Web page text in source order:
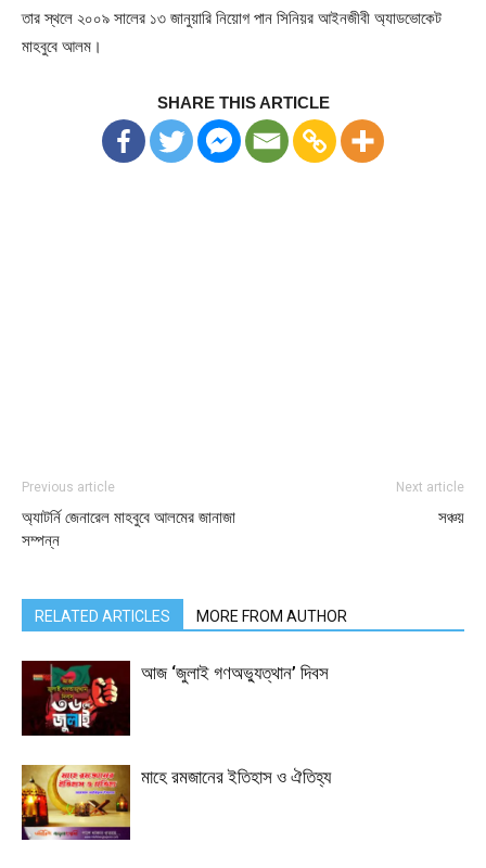
তার স্থলে ২০০৯ সালের ১৩ জানুয়ারি নিয়োগ পান সিনিয়র আইনজীবী অ্যাডভোকেট
মাহবুবে আলম।
SHARE THIS ARTICLE
Previous article
অ্যাটর্নি জেনারেল মাহবুবে আলমের জানাজা
সম্পন্ন
Next article
সঞ্চয়
RELATED ARTICLES MORE FROM AUTHOR
আজ ‘জুলাই গণঅভ্যুত্থান’ দিবস
মাহে রমজানের ইতিহাস ও ঐতিহ্য